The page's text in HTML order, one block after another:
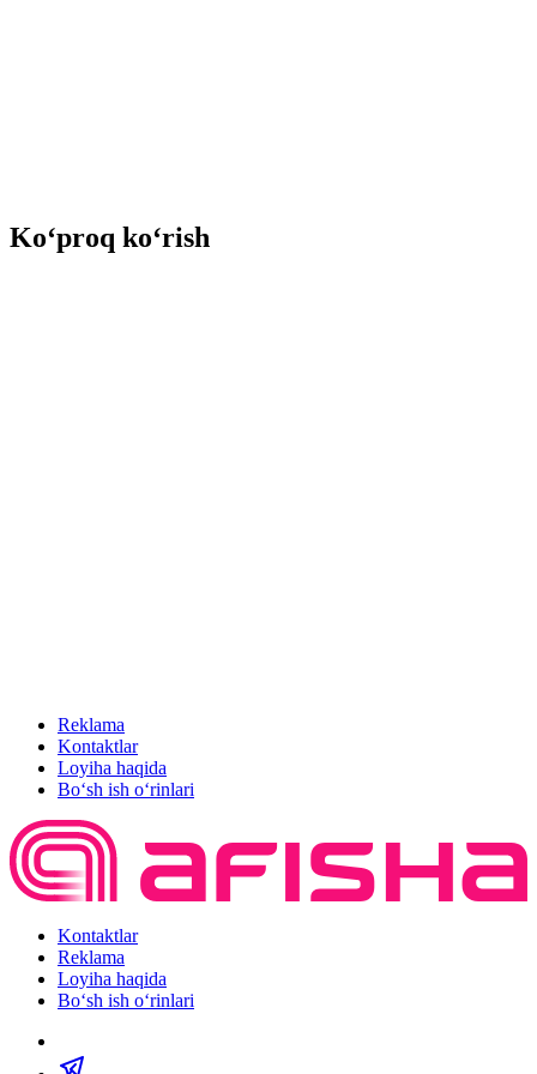
Ko‘proq ko‘rish
Reklama
Kontaktlar
Loyiha haqida
Bo‘sh ish o‘rinlari
Kontaktlar
Reklama
Loyiha haqida
Bo‘sh ish o‘rinlari